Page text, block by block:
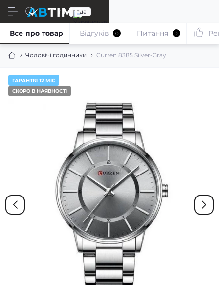
ru ua
Чоловічі годинники Curren 8385 Silver-Gray
Все про товар Відгуків 0 Питання 0
ГАРАНТІЯ 12 МІС
СКОРО В НАЯВНОСТІ